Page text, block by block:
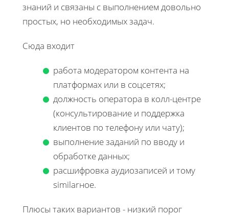
знаний и связаны с выполнением довольно
простых, но необходимых задач.
Сюда входит
работа модератором контента на
платформах или в соцсетях;
должность оператора в колл-центре
(консультирование и поддержка
клиентов по телефону или чату);
выполнение заданий по вводу и
обработке данных;
расшифровка аудиозаписей и тому
similarное.
Плюсы таких вариантов - низкий порог